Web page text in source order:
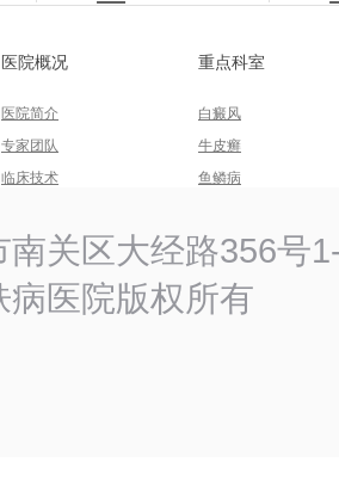
医院概况
医院简介
专家团队
临床技术
重点科室
白癜风
牛皮癣
鱼鳞病
关区大经路356号
医院版权所有